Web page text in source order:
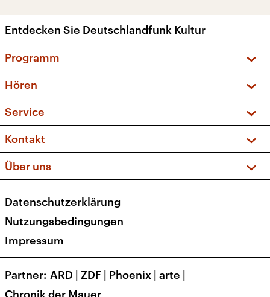
Entdecken Sie Deutschlandfunk Kultur
Programm
Sendungen und Podcasts
Musikliste
Kakadu – Das Kinderprogramm
Hören
Frequenzen (UKW + DAB+)
Service
FAQ
Apps
Newsletter
Veranstaltungen
Kontakt
Social Media
Über uns
Presse
Karriere
Transparenz
Datenschutzerklärung
Nutzungsbedingungen
Impressum
Partner ARD | ZDF | Phoenix | arte |
Chronik der Mauer